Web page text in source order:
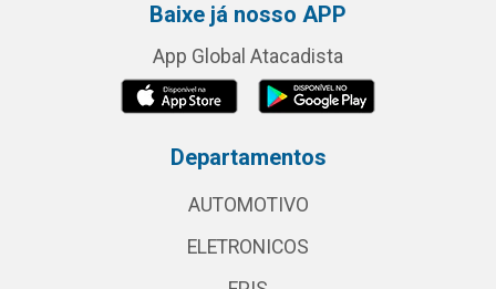
Baixe já nosso APP
App Global Atacadista
Departamentos
AUTOMOTIVO
ELETRONICOS